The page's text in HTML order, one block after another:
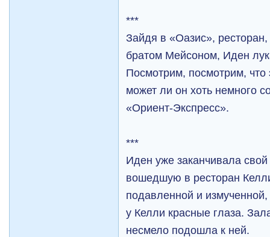
***
Зайдя в «Оазис»,
братом Мейсоном, Иден
Посмотрим, посмотрим, что
может ли он хоть немного
«Ориент-Экспресс».
***
Иден уже заканчивала
вошедшую в ресторан
подавленной и
у Келли красные глаза.
несмело подошла к ней.